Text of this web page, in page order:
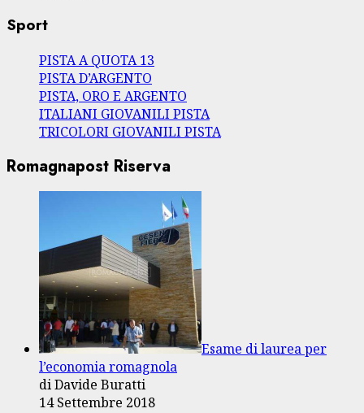
Sport
PISTA A QUOTA 13
PISTA D’ARGENTO
PISTA, ORO E ARGENTO
ITALIANI GIOVANILI PISTA
TRICOLORI GIOVANILI PISTA
Romagnapost Riserva
Esame di laurea per
l’economia romagnola
di Davide Buratti
14 Settembre 2018